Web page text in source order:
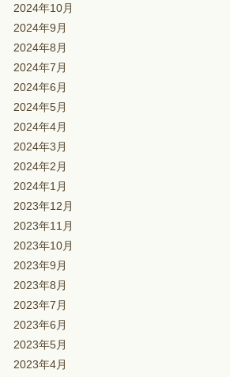
2024年10月
2024年9月
2024年8月
2024年7月
2024年6月
2024年5月
2024年4月
2024年3月
2024年2月
2024年1月
2023年12月
2023年11月
2023年10月
2023年9月
2023年8月
2023年7月
2023年6月
2023年5月
2023年4月